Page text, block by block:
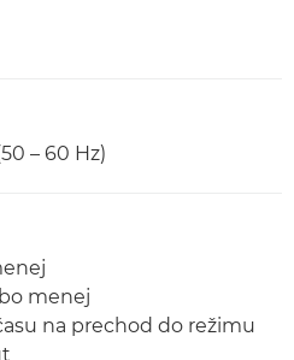
– 60 Hz)
menej
na prechod do režimu